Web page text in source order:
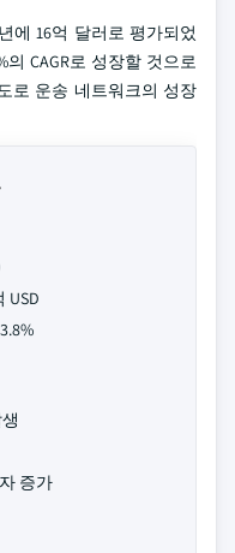
에 16억 달러로 평가되었
CAGR로 성장할 것으로
로 운송 네트워크의 성장
USD
증가